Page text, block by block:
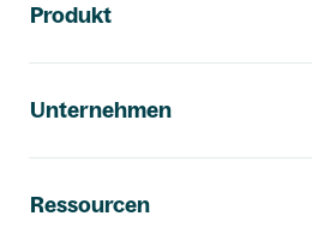
Produkt
Unternehmen
Ressourcen